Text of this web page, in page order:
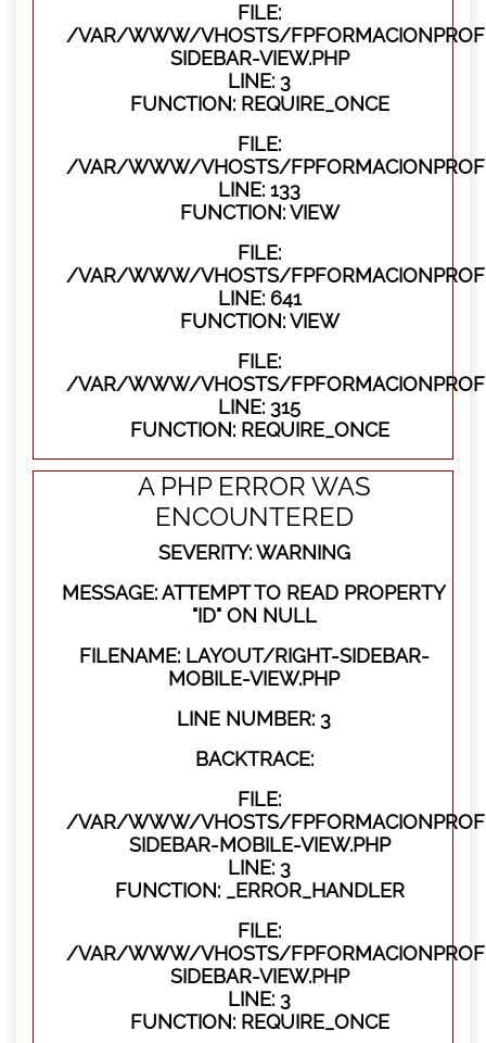
FILE:
/VAR/WWW/VHOSTS/
SIDEBAR-VIEW.PHP
LINE: 3
FUNCTION: REQUIRE_ONCE
FILE:
/VAR/WWW/VHOSTS/
LINE: 133
FUNCTION: VIEW
FILE:
/VAR/WWW/VHOSTS/
LINE: 641
FUNCTION: VIEW
FILE:
/VAR/WWW/VHOSTS/
LINE: 315
FUNCTION: REQUIRE_ONCE
A PHP ERROR WAS
ENCOUNTERED
SEVERITY: WARNING
MESSAGE: ATTEMPT TO READ PROPERTY
"ID" ON NULL
FILENAME: LAYOUT/RIGHT-SIDEBAR-
MOBILE-VIEW.PHP
LINE NUMBER: 3
BACKTRACE:
FILE:
/VAR/WWW/VHOSTS/
SIDEBAR-MOBILE-VIEW.PHP
LINE: 3
FUNCTION: _ERROR_HANDLER
FILE:
/VAR/WWW/VHOSTS/
SIDEBAR-VIEW.PHP
LINE: 3
FUNCTION: REQUIRE_ONCE